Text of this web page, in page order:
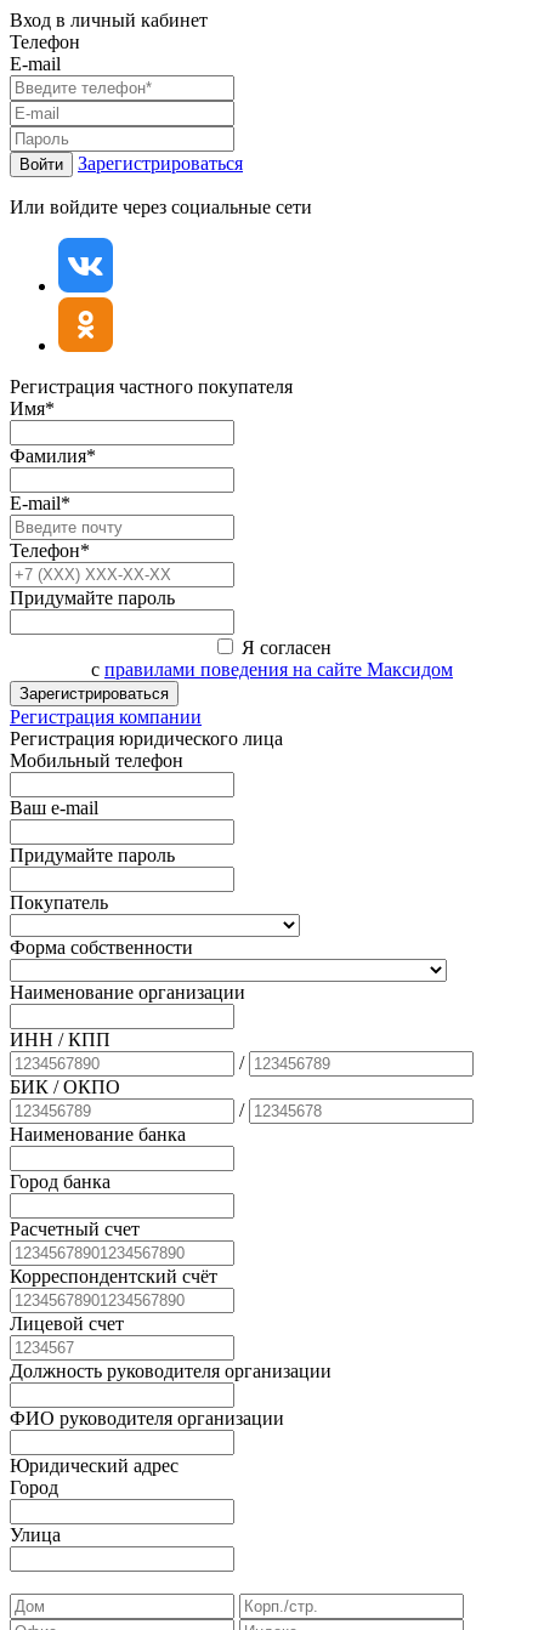
Вход в личный кабинет
Телефон
E-mail
Войти Зарегистрироваться
Или войдите через социальные сети
Регистрация частного покупателя
Имя*
Фамилия*
E-mail*
Телефон*
Придумайте пароль
Я согласен
с правилами поведения на сайте Максидом
Зарегистрироваться
Регистрация компании
Регистрация юридического лица
Мобильный телефон
Ваш e-mail
Придумайте пароль
Покупатель
Форма собственности
Наименование организации
ИНН / КПП
/
БИК / ОКПО
/
Наименование банка
Город банка
Расчетный счет
Корреспондентский счёт
Лицевой счет
Должность руководителя организации
ФИО руководителя организации
Юридический адрес
Город
Улица